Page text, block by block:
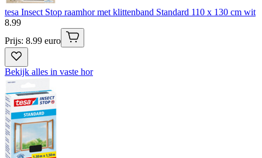
tesa Insect Stop raamhor met klittenband Standard 110 x 130 cm wit
8.99
Prijs: 8.99 euro
Bekijk alles in vaste hor